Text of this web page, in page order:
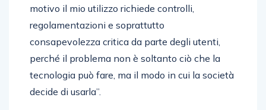
motivo il mio utilizzo richiede controlli,
regolamentazioni e soprattutto
consapevolezza critica da parte degli utenti,
perché il problema non è soltanto ciò che la
tecnologia può fare, ma il modo in cui la società
decide di usarla”.